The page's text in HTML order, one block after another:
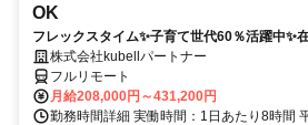
OK
フレックスタイム✨子育て世代60％活躍中✨
株式会社kubellパートナー
フルリモート
月給208,000円～431,200円
勤務時間詳細 実働時間：1日あたり8時間